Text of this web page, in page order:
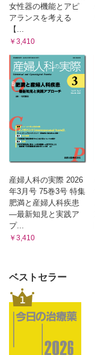
女性器の機能とアピ
アランスを考える
【...
￥3,410
産婦人科の実際 2026
年3月号 75巻3号 特集
肥満と産婦人科疾患
―最新知見と実践ア
プ...
￥3,410
ベストセラー
1